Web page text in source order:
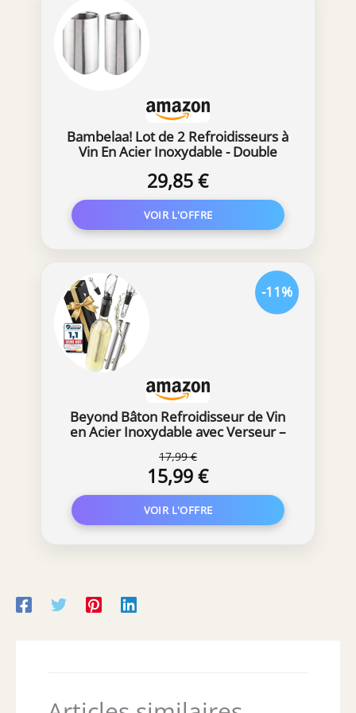
Bambelaa! Lot de 2 Refroidisseurs à
Vin En Acier Inoxydable - Double
Brossé (12 x 19 cm)
29,85 €
Beyond Bâton Refroidisseur de Vin
en Acier Inoxydable avec Verseur –
Amateurs de Vin Homme Femme |
Set Rafraîchisseur pour Vin Blanc et
Rouge (Set avec 2 Bâton)
17,99 €
15,99 €
-11%